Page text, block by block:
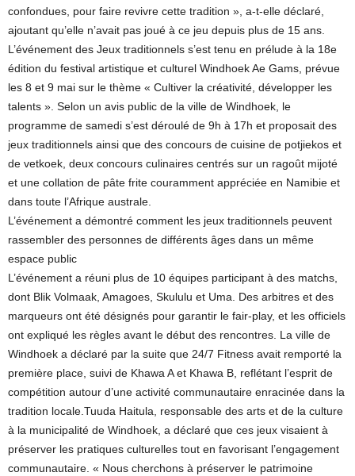
confondues, pour faire revivre cette tradition », a-t-elle déclaré,
ajoutant qu’elle n’avait pas joué à ce jeu depuis plus de 15 ans.
L’événement des Jeux traditionnels s’est tenu en prélude à la 18e
édition du festival artistique et culturel Windhoek Ae Gams, prévue
les 8 et 9 mai sur le thème « Cultiver la créativité, développer les
talents ». Selon un avis public de la ville de Windhoek, le
programme de samedi s’est déroulé de 9h à 17h et proposait des
jeux traditionnels ainsi que des concours de cuisine de potjiekos et
de vetkoek, deux concours culinaires centrés sur un ragoût mijoté
et une collation de pâte frite couramment appréciée en Namibie et
dans toute l’Afrique australe.
L’événement a démontré comment les jeux traditionnels peuvent
rassembler des personnes de différents âges dans un même
espace public
L’événement a réuni plus de 10 équipes participant à des matchs,
dont Blik Volmaak, Amagoes, Skululu et Uma. Des arbitres et des
marqueurs ont été désignés pour garantir le fair-play, et les officiels
ont expliqué les règles avant le début des rencontres. La ville de
Windhoek a déclaré par la suite que 24/7 Fitness avait remporté la
première place, suivi de Khawa A et Khawa B, reflétant l’esprit de
compétition autour d’une activité communautaire enracinée dans la
tradition locale.Tuuda Haitula, responsable des arts et de la culture
à la municipalité de Windhoek, a déclaré que ces jeux visaient à
préserver les pratiques culturelles tout en favorisant l’engagement
communautaire. « Nous cherchons à préserver le patrimoine